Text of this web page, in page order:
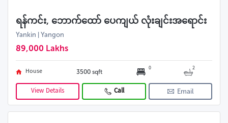
ရန်ကင်း, ဘောက်ထော် ပေကျယ် လုံးချင်းအရောင်း
Yankin | Yangon
89,000 Lakhs
House 3500 sqft 0 2
View Details Call Email